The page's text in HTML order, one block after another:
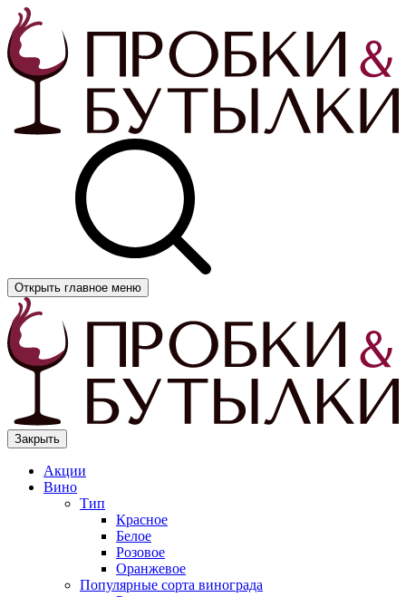
Открыть главное меню
Закрыть
Акции
Вино
Тип
Красное
Белое
Розовое
Оранжевое
Популярные сорта винограда